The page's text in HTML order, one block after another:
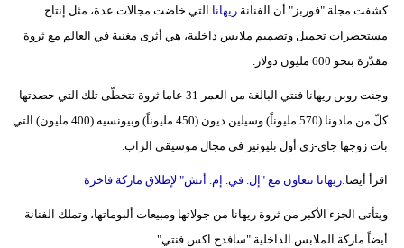
كشفت مجلة "فوربز" أن الفنانةريهانا التي خاضت مجالات عدة، مثل إنتاج
مستحضرات تجميل وتصميم ملابس داخلية، هي أثرى مغنية في العالم مع ثروة
مقدّرة بنحو 600 مليون دولار.
وجنت روبن ريهانا فنتي البالغة من العمر 31 عاما ثروة تتخطّى تلك التي حصدتها
كلّ من مادونا (570 مليوناً) وسيلين ديون (450 مليوناً) وبيونسيه (400 مليون) التي
بات زوجها جاي-زي أول بليونير في مجال موسيقى الراب.
اقرأ أيضا:ريهانا تتعاون مع "إل. في. إم. أتش" لإطلاق ماركة فاخرة
ويتأتى الجزء الأكبر من ثروة ريهانا من جولاتها ومبيعات ألبوماتها، وتملك الفنانة
أيضاً ماركة الملابس الداخلية "سافدج اكس فنتي".